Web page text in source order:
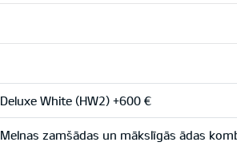
Deluxe White (HW2) +600 €
Melnas zamšādas un mākslīgās ādas